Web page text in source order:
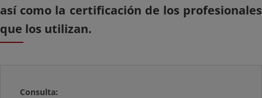
así como la certificación de los profesionales
que los utilizan.
Consulta: